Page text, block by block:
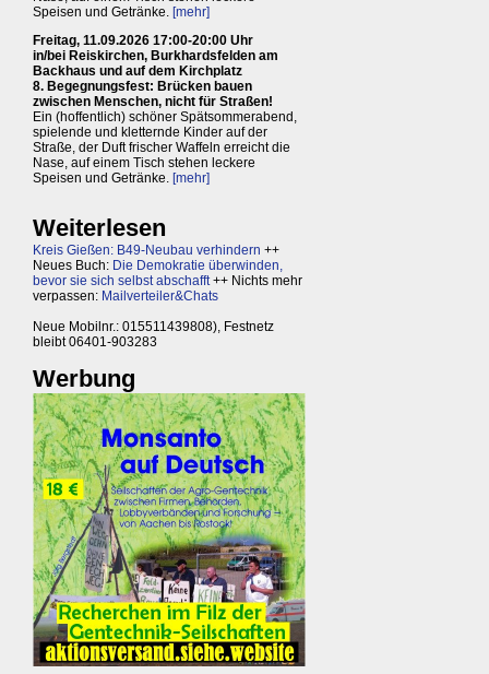
Speisen und Getränke. [mehr]
Freitag, 11.09.2026 17:00-20:00 Uhr
in/bei Reiskirchen, Burkhardsfelden am
Backhaus und auf dem Kirchplatz
8. Begegnungsfest: Brücken bauen
zwischen Menschen, nicht für Straßen!
Ein (hoffentlich) schöner Spätsommerabend,
spielende und kletternde Kinder auf der
Straße, der Duft frischer Waffeln erreicht die
Nase, auf einem Tisch stehen leckere
Speisen und Getränke. [mehr]
Weiterlesen
Kreis Gießen: B49-Neubau verhindern ++
Neues Buch: Die Demokratie überwinden,
bevor sie sich selbst abschafft++ Nichts mehr
verpassen: Mailverteiler&Chats
Neue Mobilnr.: 015511439808), Festnetz
bleibt 06401-903283
Werbung